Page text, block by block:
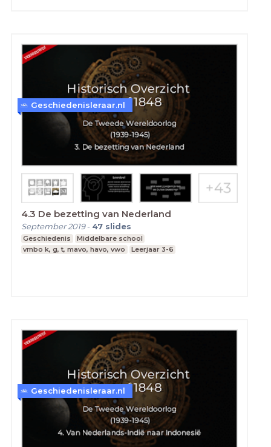
van de essentiële keerpunten in de oorlog die in
deze les worden genoemd. Sommige
keerpunten in deze les zijn overigens niet
verplichte examenstof.In deze les is
vanzelfsprekend reeds een bruggetje gemaakt
naar het volgende hoofdstuk: de Koude Oorlog.
Dat kan ook haast niet anders als zowel de
conferenties van Jalta en Potsdam, als de eerste
atoombommen de revue
passeren.Onderwerpen:De Blitzkrieg van 1939-
19401942-1943: Hitler's oorlog loopt
vastKeerpunten van de Tweede
WereldoorlogDe oorlog in AziëPersonen:Adolf
HitlerJozef StalinWinston ChurchillFranklin
RooseveltHarry TrumanClement AttleeErwin
RommelBernard Montgomery
4.3 De bezetting van Nederland
September 2019- 47 slides
Geschiedenis
Middelbare school
vmbo k, g, t, mavo, havo, vwo
Leerjaar 3-6
Geschiedenisleraar.nl
Geschiedenisleraar.nl